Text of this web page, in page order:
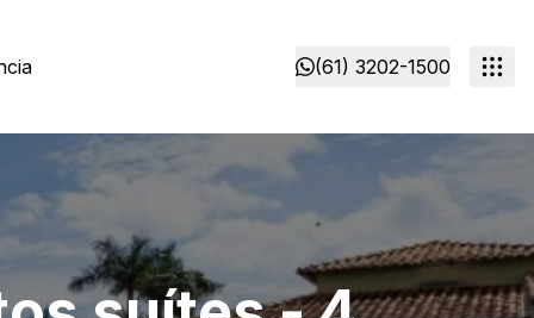
(61) 3202-1500